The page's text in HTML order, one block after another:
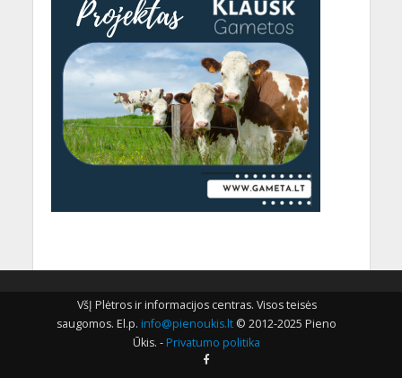
VšĮ Plėtros ir informacijos centras. Visos teisės
saugomos. El.p. info@pienoukis.lt © 2012-2025 Pieno
Ūkis. - Privatumo politika